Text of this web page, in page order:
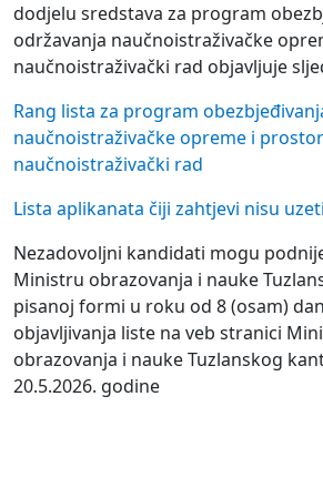
dodjelu sredstava za program
održavanja naučnoistraživačke
naučnoistraživački rad objavljuje
Rang lista za program
naučnoistraživačke opreme i
naučnoistraživački rad
Lista aplikanata čiji zahtjevi nisu
Nezadovoljni kandidati mogu
Ministru obrazovanja i nauke
pisanoj formi u roku od 8 (osam)
objavljivanja liste na veb stranici
obrazovanja i nauke Tuzlanskog
20.5.2026. godine